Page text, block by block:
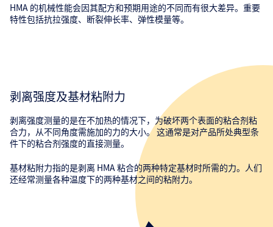
HMA 的机械性能会因其配方和预期用途的不同而有很大差异。重要
特性包括抗拉强度、断裂伸长率、弹性模量等。
剥离强度及基材粘附力
剥离强度测量的是在不加热的情况下，为破坏两个表面的粘合剂粘
合力，从不同角度需施加的力的大小。 这通常是对产品所处典型条
件下的粘合剂强度的直接测量。
基材粘附力指的是剥离 HMA 粘合的两种特定基材时所需的力。人们
还经常测量各种温度下的两种基材之间的粘附力。